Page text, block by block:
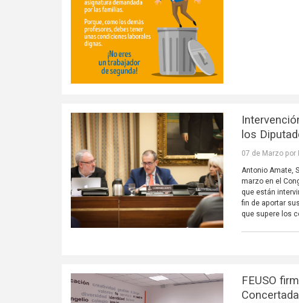
los
07 de Marzo por
Antonio Amate,
marzo en el
que están
fin de aportar
que supere los
FEUSO
Concertada